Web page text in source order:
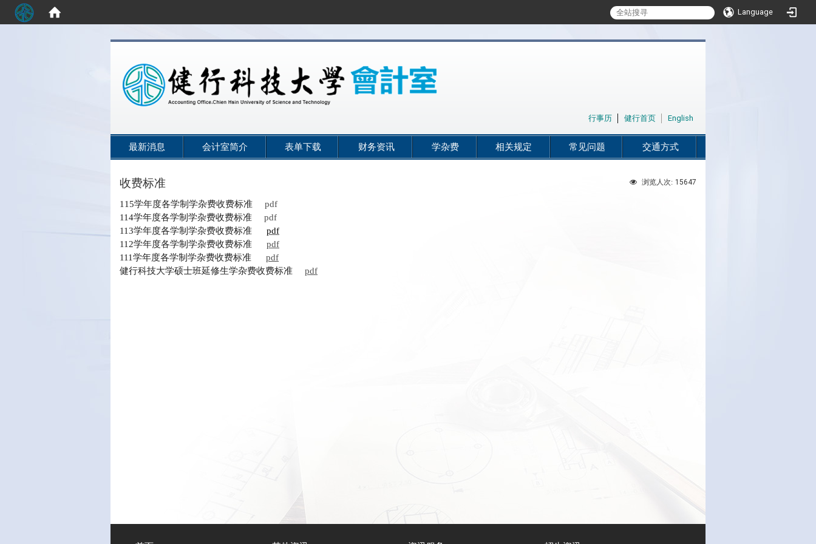
Language
行事历 健行首页 English
最新消息 会计室简介 表单下载 财务资讯 学杂费 相关规定 常见问题 交通方式
浏览人次: 15647
收费标准
​​115学年度各学制学杂费收费标准 pdf
114学年度各学制学杂费收费标准 pdf
113学年度各学制学杂费收费标准
pdf
112学年度各学制学杂费收费标准
pdf
111学年度各学制学杂费收费标准 pdf
健行科技大学硕士班延修生学杂费收费标准 pdf